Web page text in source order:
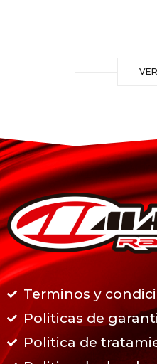
Terminos y
Politicas de
Politica de